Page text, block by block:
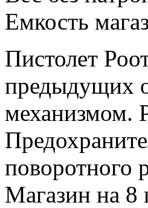
Емкость
Пистолет
предыдущих
механизмом.
поворотного
Магазин на 8